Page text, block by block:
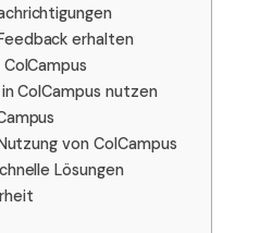
erhalten
ColCampus nutzen
von ColCampus
Lösungen